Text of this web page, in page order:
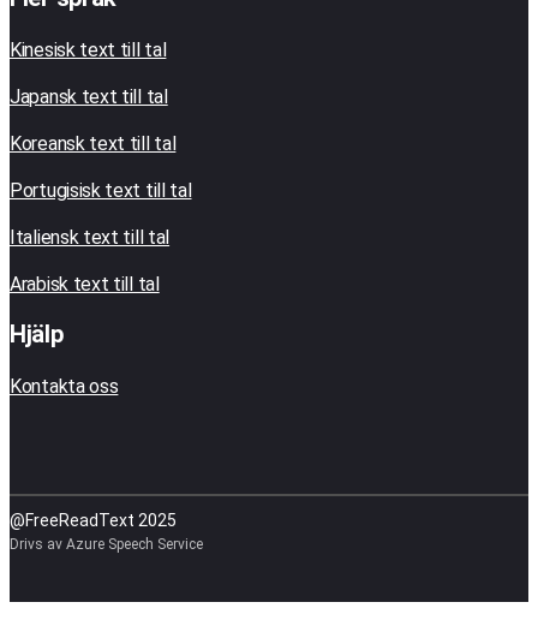
Kinesisk text till tal
Japansk text till tal
Koreansk text till tal
Portugisisk text till tal
Italiensk text till tal
Arabisk text till tal
Hjälp
Kontakta oss
@FreeReadText 2025
Drivs av Azure Speech Service